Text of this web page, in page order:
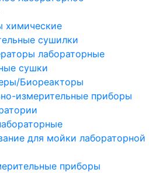
химические
сушилки
лабораторные
сушки
Биореакторы
измерительные приборы
для мойки лабораторной
приборы